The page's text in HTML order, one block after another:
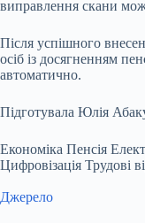
виправлення скани
Після успішного
осіб із досягненням
автоматично.
Підготувала Юлія
Економіка Пенсія
Цифровізація Трудові
Джерело